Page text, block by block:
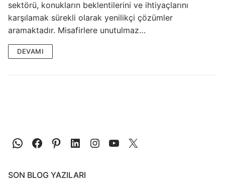
ÜRÜNLER
Kullanıma Hazır Ürünler
LED Modüller
sektörü, konukların beklentilerini ve ihtiyaçlarını
karşılamak sürekli olarak yenilikçi çözümler
aramaktadır. Misafirlere unutulmaz…
DEVAMI
SON BLOG YAZILARI